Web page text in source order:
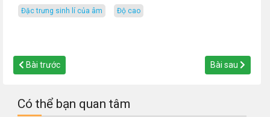
đặc trưng sinh lí của âm độ cao
Bài trước Bài sau
Có thể bạn quan tâm